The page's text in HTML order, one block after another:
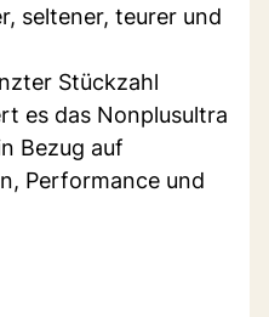
seltener, teurer und
Stückzahl
es das Nonplusultra
Bezug auf
Performance und